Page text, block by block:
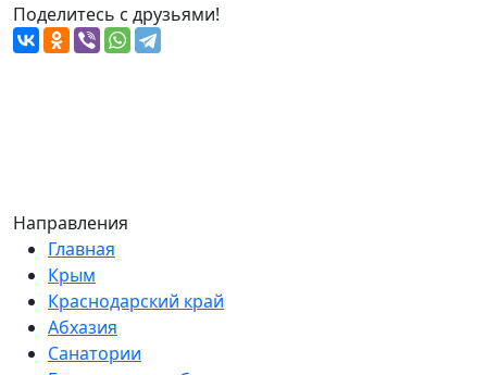
Поделитесь с друзьями!
Направления
Главная
Крым
Краснодарский край
Абхазия
Санатории